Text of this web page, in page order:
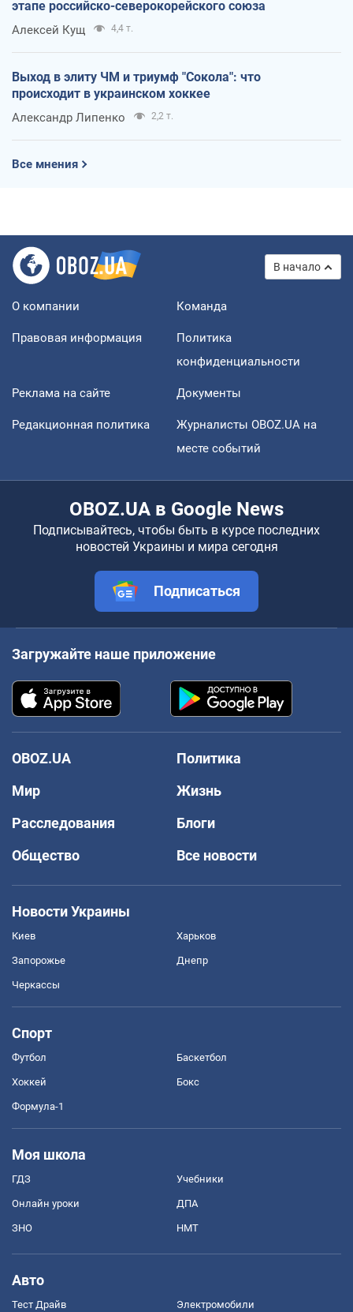
этапе российско-северокорейского союза
Алексей Кущ 4,4 т.
Выход в элиту ЧМ и триумф "Сокола": что
происходит в украинском хоккее
Александр Липенко 2,2 т.
Все мнения
В начало
О компании Команда
Правовая информация
Политика
конфиденциальности
Реклама на сайте Документы
Редакционная политика
Журналисты OBOZ.UA на
месте событий
OBOZ.UA в Google News
Подписывайтесь, чтобы быть в курсе последних
новостей Украины и мира сегодня
Подписаться
Загружайте наше приложение
OBOZ.UA
Политика
Мир
Жизнь
Расследования
Блоги
Общество
Все новости
Новости Украины
Киев Харьков
Запорожье Днепр
Черкассы
Спорт
Футбол Баскетбол
Хоккей Бокс
Формула-1
Моя школа
ГДЗ Учебники
Онлайн уроки ДПА
ЗНО НМТ
Авто
Тест Драйв Электромобили